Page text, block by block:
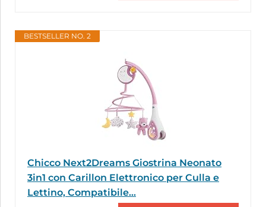
BESTSELLER NO. 2
Chicco Next2Dreams Giostrina Neonato
3in1 con Carillon Elettronico per Culla e
Lettino, Compatibile...